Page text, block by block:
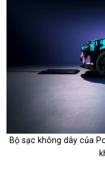
Bộ sạc không dây của